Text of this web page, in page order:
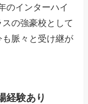
のインターハイ
の強豪校として
脈々と受け継が
経験あり